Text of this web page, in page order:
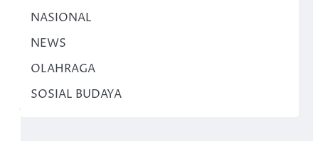
NASIONAL
NEWS
OLAHRAGA
SOSIAL BUDAYA